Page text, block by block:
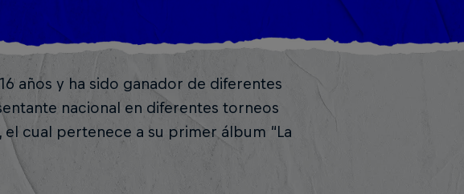
años y ha sido ganador de diferentes
nacional en diferentes torneos
el cual pertenece a su primer álbum “La